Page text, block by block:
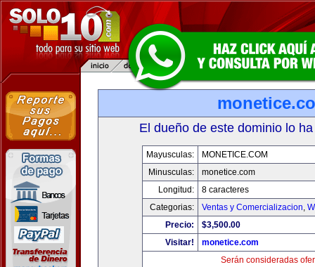
El dueño de este dominio lo
Mayusculas:
MONETICE.COM
Minusculas:
monetice.com
Longitud:
8 caracteres
Categorias:
Ventas y Comercializacion,
Precio:
$3,500.00
Visitar!
monetice.com
Serán consideradas